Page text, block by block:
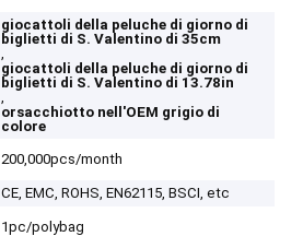
giocattoli della peluche di giorno di
biglietti di S. Valentino di 35cm
,
giocattoli della peluche di giorno di
biglietti di S. Valentino di 13.78in
,
orsacchiotto nell'OEM grigio di
colore
200,000pcs/month
CE, EMC, ROHS, EN62115, BSCI, etc
1pc/polybag